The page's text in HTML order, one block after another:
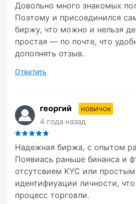
Довольно много знакомых
Поэтому и присоединился
биржу, что можно и нельзя
простая — по почте, что
дополнять отзыв.
Ответить
георгий
новичок
4 года назад
Надежная биржа, с опытом
Появиась раньше бинанса и
отсутсвием KYC или
идентифиуации личности,
процесс торговли.